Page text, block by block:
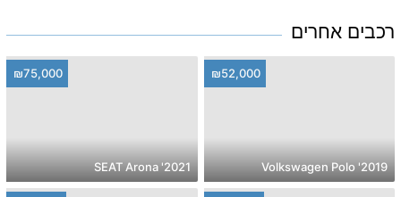
רכבים אחרים
₪52,000
2019' Volkswagen Polo
₪75,000
2021' SEAT Arona